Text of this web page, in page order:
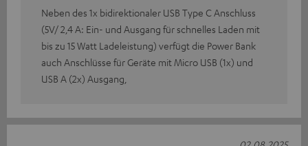
Neben des 1x bidirektionaler USB Type C Anschluss
(5V/ 2,4 A: Ein- und Ausgang für schnelles Laden mit
bis zu 15 Watt Ladeleistung) verfügt die Power Bank
auch Anschlüsse für Geräte mit Micro USB (1x) und
USB A (2x) Ausgang,